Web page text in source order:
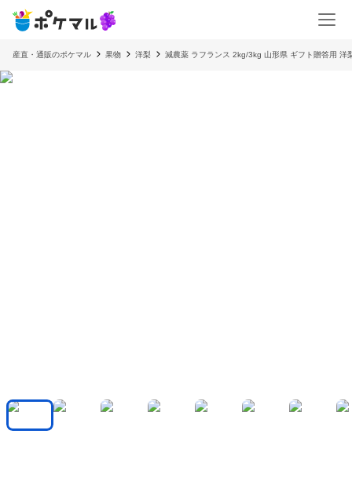
産直・通販のポケマル 果物 洋梨 減農薬 ラフランス 2kg/3kg 山形県 ギフト贈答用 洋